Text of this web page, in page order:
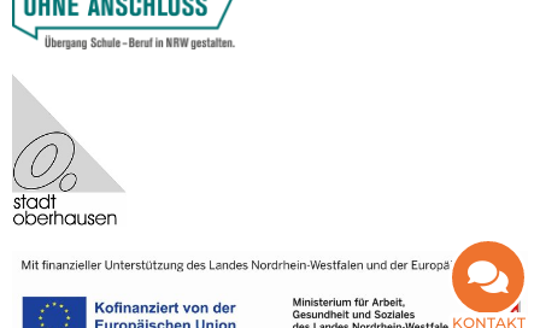
KONTAKT